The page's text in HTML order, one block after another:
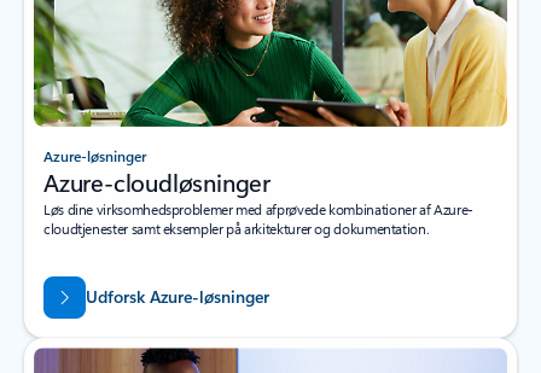
Azure-løsninger
Azure-cloudløsninger
Løs dine virksomhedsproblemer med afprøvede kombinationer af Azure-
cloudtjenester samt eksempler på arkitekturer og dokumentation.
Udforsk Azure-løsninger